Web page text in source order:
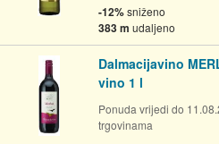
-12%sniženo
383 m udaljeno
Dalmacijavino
vino 1 l
Ponuda vrijedi do
trgovinama